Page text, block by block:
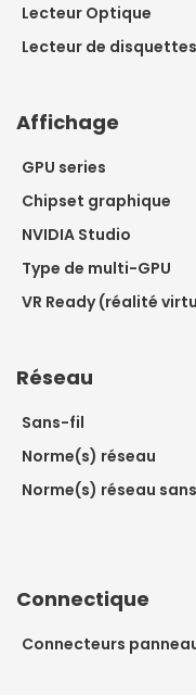
Lecteur Optique
Lecteur de disquettes
Affichage
GPU series
Chipset graphique
NVIDIA Studio
Type de multi-GPU
VR Ready (réalité
Réseau
Sans-fil
Norme(s) réseau
Norme(s) réseau
Connectique
Connecteurs